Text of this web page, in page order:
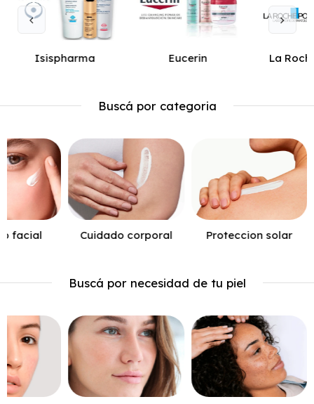
Isispharma Eucerin La
Buscá por categoria
facial Cuidado corporal Proteccion solar
Buscá por necesidad de tu piel